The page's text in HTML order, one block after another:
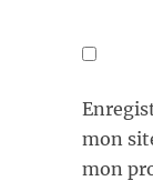
mon
mon